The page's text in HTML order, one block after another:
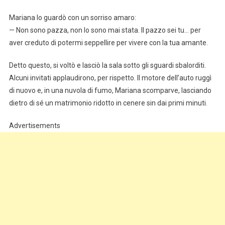
Mariana lo guardò con un sorriso amaro:
— Non sono pazza, non lo sono mai stata. Il pazzo sei tu… per
aver creduto di potermi seppellire per vivere con la tua amante.
Detto questo, si voltò e lasciò la sala sotto gli sguardi sbalorditi.
Alcuni invitati applaudirono, per rispetto. Il motore dell’auto ruggì
di nuovo e, in una nuvola di fumo, Mariana scomparve, lasciando
dietro di sé un matrimonio ridotto in cenere sin dai primi minuti.
Advertisements